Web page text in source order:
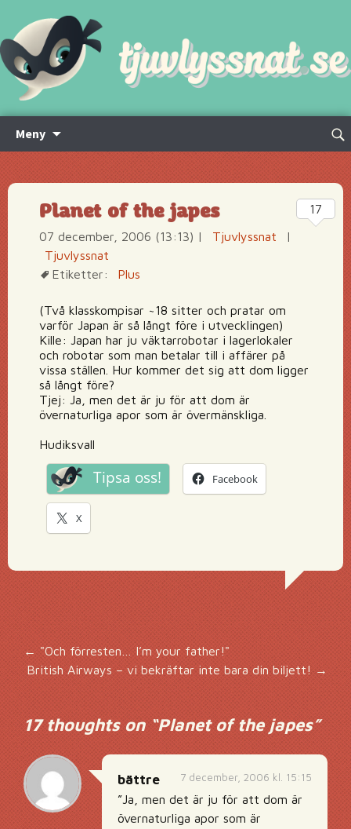
Meny
innehåll
Sök
Planet of the japes
07 december, 2006 (13:13) | Tjuvlyssnat
|
Tjuvlyssnat
Etiketter:
Plus
(Två klasskompisar ~18 sitter och pratar om
varför Japan är så långt före i utvecklingen)
Kille: Japan har ju väktarrobotar i lagerlokaler
och robotar som man betalar till i affärer på
vissa ställen. Hur kommer det sig att dom ligger
så långt före?
Tjej: Ja, men det är ju för att dom är
övernaturliga apor som är övermänskliga.
Hudiksvall
Tipsa oss! Facebook
X
17
Inläggsnavigering
← "Och förresten… I’m your father!"
British Airways – vi bekräftar inte bara din biljett!→
17 thoughts on “Planet of the japes”
7 december, 2006 kl. 15:15
bättre
”Ja, men det är ju för att dom är
övernaturliga apor som är